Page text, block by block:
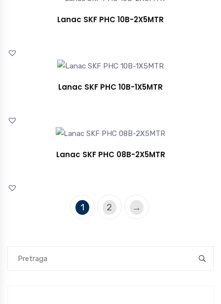
Lanac SKF PHC 10B-2X5MTR
Lanac SKF PHC 10B-1X5MTR
Lanac SKF PHC 08B-2X5MTR
1 2 →